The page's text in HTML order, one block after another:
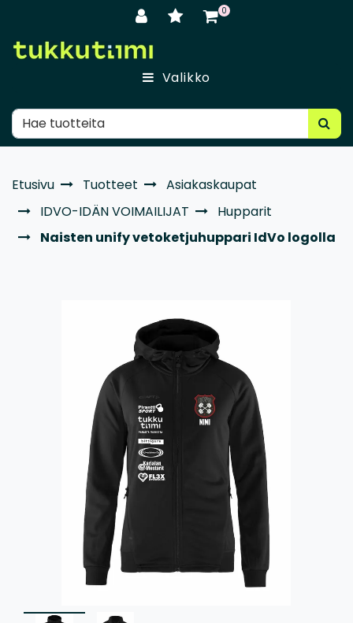
0
Valikko
Etusivu Tuotteet
Asiakaskaupat
IDVO-IDÄN VOIMAILIJAT
Hupparit
Naisten unify vetoketjuhuppari IdVo logolla